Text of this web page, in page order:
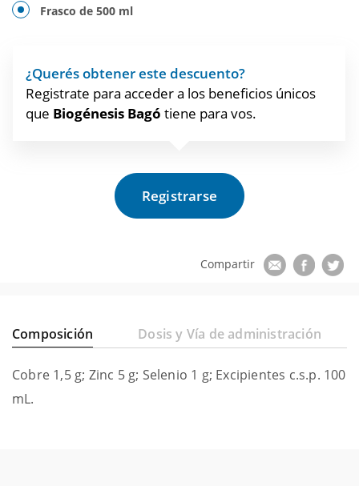
Frasco de 500 ml
¿Querés obtener este descuento?
Registrate para acceder a los beneficios únicos
que Biogénesis Bagó tiene para vos.
Registrarse
Composición Dosis y Vía de administración
Cobre 1,5 g; Zinc 5 g; Selenio 1 g; Excipientes c.s.p. 100
mL.